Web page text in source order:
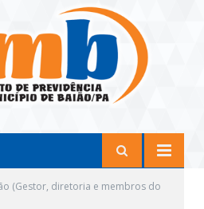
(Gestor, diretoria e membros do